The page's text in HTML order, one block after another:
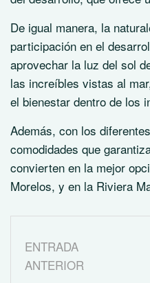
De igual manera, la
participación en el
aprovechar la luz del sol
las increíbles vistas al
el bienestar dentro de los
Además, con los
comodidades que
convierten en la mejor
Morelos, y en la Riviera
ENTRADA
ANTERIOR